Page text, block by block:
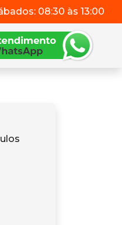
08:30 às 13:00